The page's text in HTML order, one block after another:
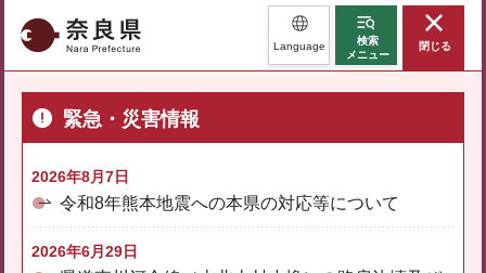
奈良県 Language
検索
メニュー
閉じる
緊急・災害情報
2026年8月7日
令和8年熊本地震への本県の対応等について
2026年6月29日